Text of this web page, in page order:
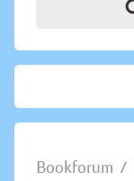
Bookforum /